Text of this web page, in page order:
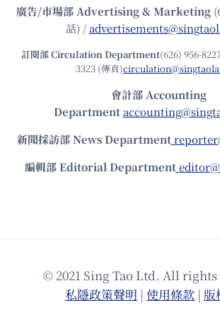
廣告/市場部Advertising & Marketing
話) /
訂閱部 Circulation Department(626) 956-
3323 (傳真)
會計部 Accounting
Department
新聞採訪部 News Department
編輯部 Editorial Department
© 2021 Sing Tao Ltd. All
私隱政策聲明 | 使⽤條款 | 版